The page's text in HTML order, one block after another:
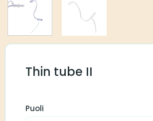
Thin tube II
Puoli